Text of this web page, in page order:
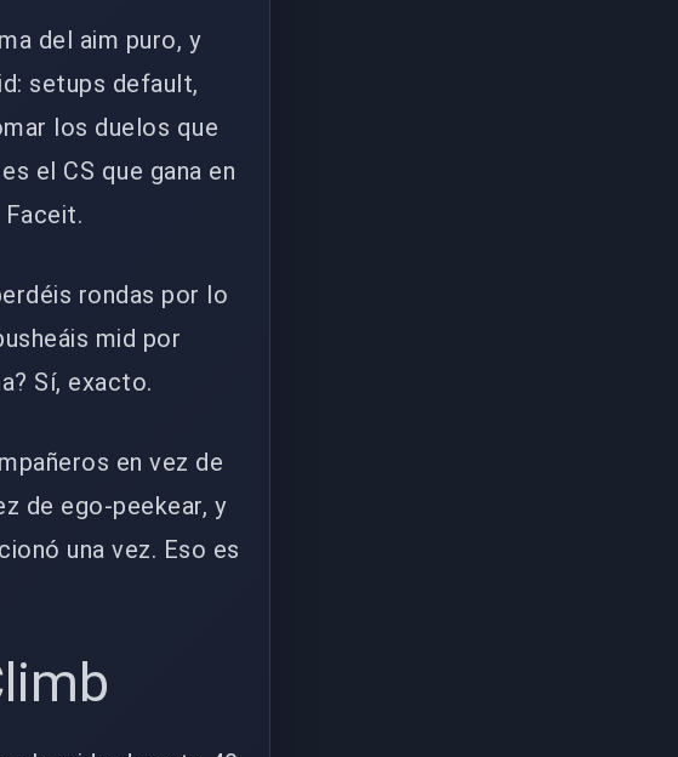
del aim puro, y
setups default,
los duelos que
el CS que gana en
rondas por lo
mid por
Sí, exacto.
en vez de
de ego-peekear, y
una vez. Eso es